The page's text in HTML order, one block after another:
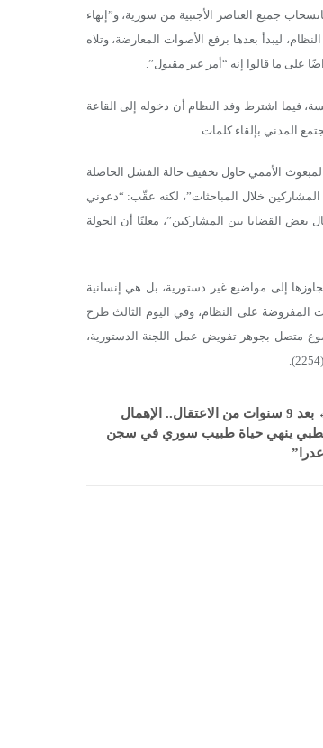
جميع العناصر الأجنبية من سورية، و”إنهاء
ليبدأ بعدها برفع الأصوات المعارضة، وتلاه
على ما قالوا إنه “أمر غير مقبول”.
فيما اشترط وفد النظام أن دخوله إلى القاعة
المدني بإلقاء كلمات.
المبعوث الأممي حاول تخفيف حالة الفشل الحاصلة
خلال المباحثات”، لكنه عقّب: “دعوني
بعض القضايا بين المشاركين”، معلنًا أن الجولة
إلى مواضيع غير دستورية، بل هي إنسانية
المفروضة على النظام، وفي اليوم الثالث طرح
متصل بجوهر تفويض عمل اللجنة الدستورية،
بعد 9 سنوات من الاعتقال.. الإهمال
ينهي حياة طبيب سوري في سجن